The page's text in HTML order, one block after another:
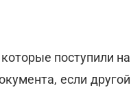
поступили на
если другой